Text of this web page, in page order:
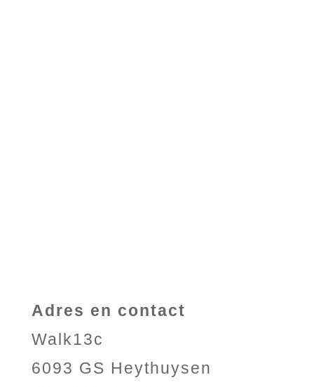
Adres en contact
Walk13c
6093 GS Heythuysen